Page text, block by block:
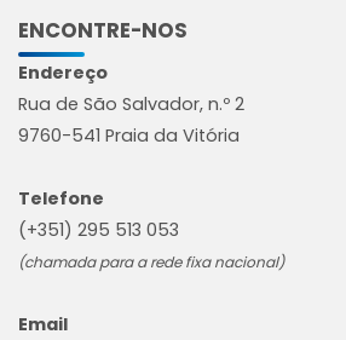
ENCONTRE-NOS
Endereço
Rua de São Salvador, n.º 2
9760-541 Praia da Vitória
Telefone
(+351) 295 513 053
(chamada para a rede fixa nacional)
Email